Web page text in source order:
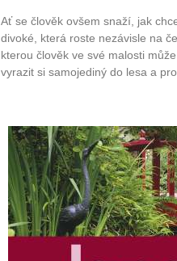
Ať se člověk ovšem snaží, jak
divoké, která roste nezávisle na
kterou člověk ve své malosti
vyrazit si samojediný do lesa a